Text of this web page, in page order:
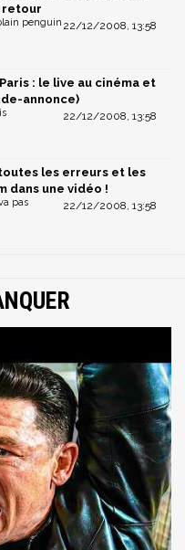
retour
22/12/2008, 13:58
penguin
: le live au cinéma et
annonce)
22/12/2008, 13:58
les erreurs et les
dans une vidéo !
22/12/2008, 13:58
pas